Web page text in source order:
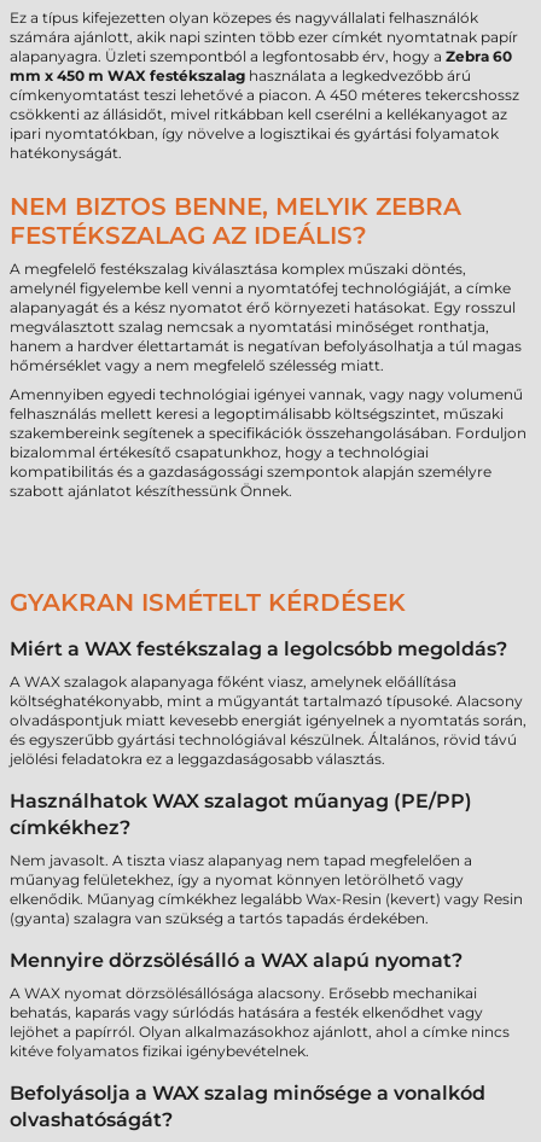
Ez a típus kifejezetten olyan közepes és nagyvállalati felhasználók
számára ajánlott, akik napi szinten több ezer címkét nyomtatnak papír
alapanyagra. Üzleti szempontból a legfontosabb érv, hogy a Zebra 60
mm x 450 m WAX festékszalag használata a legkedvezőbb árú
címkenyomtatást teszi lehetővé a piacon. A 450 méteres tekercshossz
csökkenti az állásidőt, mivel ritkábban kell cserélni a kellékanyagot az
ipari nyomtatókban, így növelve a logisztikai és gyártási folyamatok
hatékonyságát.
NEM BIZTOS BENNE, MELYIK ZEBRA
FESTÉKSZALAG AZ IDEÁLIS?
A megfelelő festékszalag kiválasztása komplex műszaki döntés,
amelynél figyelembe kell venni a nyomtatófej technológiáját, a címke
alapanyagát és a kész nyomatot érő környezeti hatásokat. Egy rosszul
megválasztott szalag nemcsak a nyomtatási minőséget ronthatja,
hanem a hardver élettartamát is negatívan befolyásolhatja a túl magas
hőmérséklet vagy a nem megfelelő szélesség miatt.
Amennyiben egyedi technológiai igényei vannak, vagy nagy volumenű
felhasználás mellett keresi a legoptimálisabb költségszintet, műszaki
szakembereink segítenek a specifikációk összehangolásában. Forduljon
bizalommal értékesítő csapatunkhoz, hogy a technológiai
kompatibilitás és a gazdaságossági szempontok alapján személyre
szabott ajánlatot készíthessünk Önnek.
GYAKRAN ISMÉTELT KÉRDÉSEK
Miért a WAX festékszalag a legolcsóbb megoldás?
A WAX szalagok alapanyaga főként viasz, amelynek előállítása
költséghatékonyabb, mint a műgyantát tartalmazó típusoké. Alacsony
olvadáspontjuk miatt kevesebb energiát igényelnek a nyomtatás során,
és egyszerűbb gyártási technológiával készülnek. Általános, rövid távú
jelölési feladatokra ez a leggazdaságosabb választás.
Használhatok WAX szalagot műanyag (PE/PP)
címkékhez?
Nem javasolt. A tiszta viasz alapanyag nem tapad megfelelően a
műanyag felületekhez, így a nyomat könnyen letörölhető vagy
elkenődik. Műanyag címkékhez legalább Wax-Resin (kevert) vagy Resin
(gyanta) szalagra van szükség a tartós tapadás érdekében.
Mennyire dörzsölésálló a WAX alapú nyomat?
A WAX nyomat dörzsölésállósága alacsony. Erősebb mechanikai
behatás, kaparás vagy súrlódás hatására a festék elkenődhet vagy
lejöhet a papírról. Olyan alkalmazásokhoz ajánlott, ahol a címke nincs
kitéve folyamatos fizikai igénybevételnek.
Befolyásolja a WAX szalag minősége a vonalkód
olvashatóságát?